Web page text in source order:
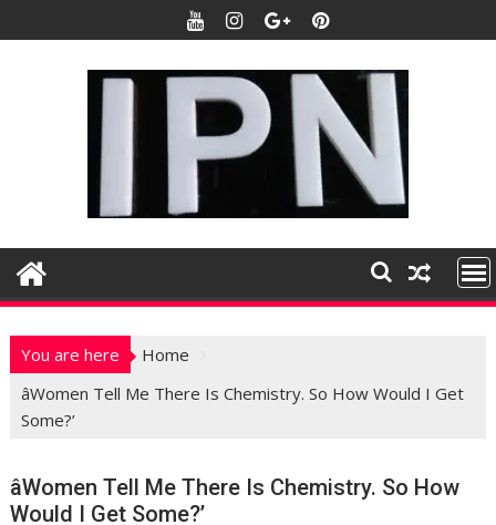
k
t
n
You are here
Home
âWomen Tell Me There Is Chemistry. So How Would I Get
Some?’
âWomen Tell Me There Is Chemistry. So How
Would I Get Some?’